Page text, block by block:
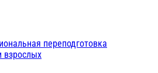
переподготовка
взрослых